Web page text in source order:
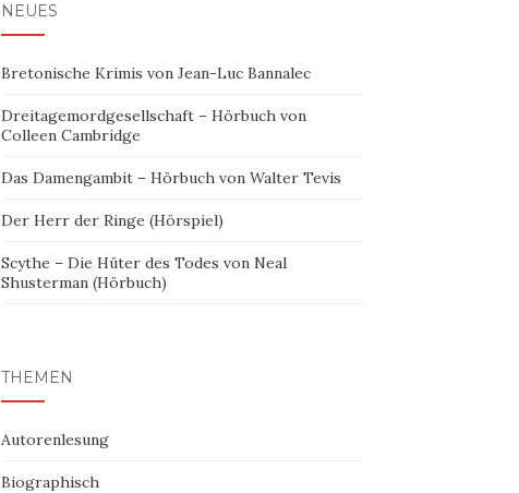
NEUES
Bretonische Krimis von Jean-Luc Bannalec
Dreitagemordgesellschaft – Hörbuch von
Colleen Cambridge
Das Damengambit – Hörbuch von Walter Tevis
Der Herr der Ringe (Hörspiel)
Scythe – Die Hüter des Todes von Neal
Shusterman (Hörbuch)
THEMEN
Autorenlesung
Biographisch